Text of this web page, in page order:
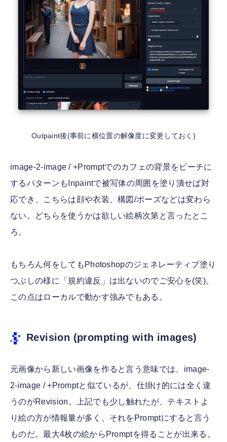
Outpaint後(事前に横位置の解像度に変更しておく)
image-2-image / +Promptでのカフェの背景をビーチに
するパターンもInpaintで被写体の周囲を塗り潰せば対
応でき、こちらは顔や衣装、構図/ポーズなどは変わら
ない。どちらを使うかは欲しい絵柄次第と言ったとこ
ろ。
もちろん何をしてもPhotoshopのジェネレーティブ塗り
つぶしの様に「規約違反」は出ないのでご安心を(笑)。
この点はローカルで動かす強みでもある。
Revision (prompting with images)
元画像から新しい画像を作ると言う意味では、image-
2-image / +Promptと似ているが、仕掛け的には全く違
うのがRevision。上記でも少し触れたが、テキストよ
り絵の方が情報量が多く、それをPromptにすると言う
ものだ。最大4枚の絵からPromptを得ることが出来る。